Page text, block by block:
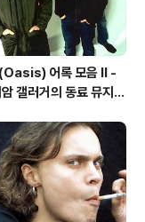
어록 모음 II -
갤러거의 동료 뮤지션